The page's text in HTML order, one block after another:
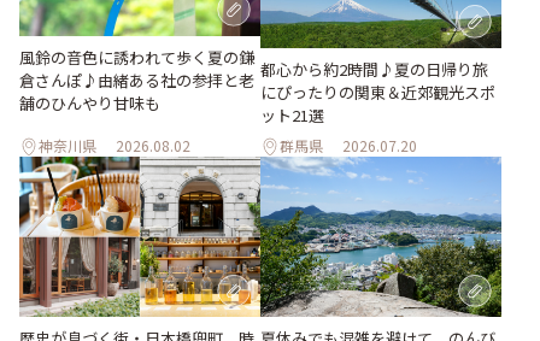
風鈴の音色に誘われて歩く夏の鎌
倉さんぽ♪由緒ある社の参拝と老
舗のひんやり甘味も
神奈川県 2026.08.02
都心から約2時間♪夏の日帰り旅
にぴったりの関東＆近郊観光スポ
ット21選
群馬県 2026.07.20